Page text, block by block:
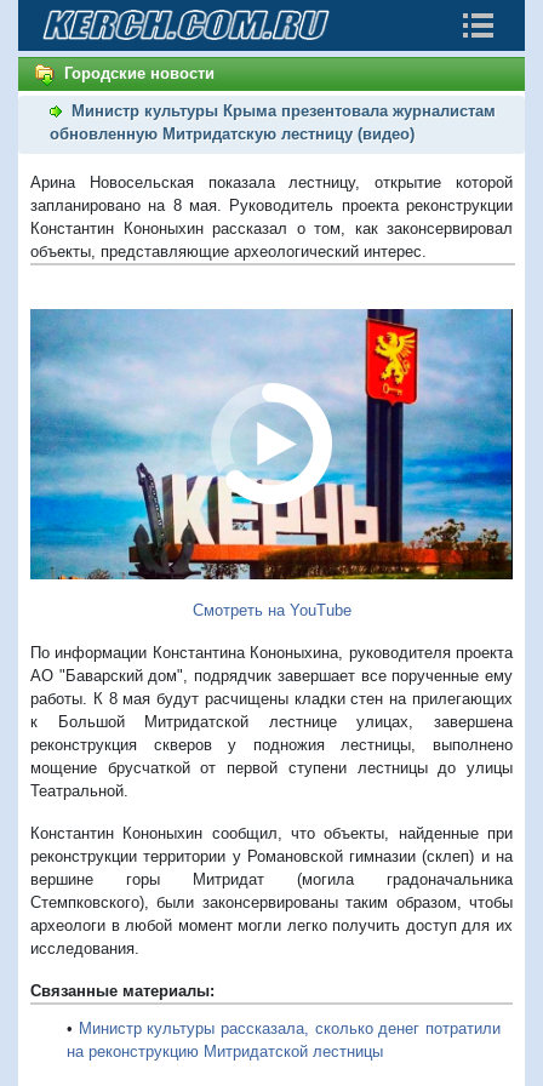
Городские новости
Министр культуры Крыма презентовала журналистам
обновленную Митридатскую лестницу (видео)
Арина Новосельская показала лестницу, открытие которой
запланировано на 8 мая. Руководитель проекта реконструкции
Константин Кононыхин рассказал о том, как законсервировал
объекты, представляющие археологический интерес.
Смотреть на YouTube
По информации Константина Кононыхина, руководителя проекта
АО "Баварский дом", подрядчик завершает все порученные ему
работы. К 8 мая будут расчищены кладки стен на прилегающих
к Большой Митридатской лестнице улицах, завершена
реконструкция скверов у подножия лестницы, выполнено
мощение брусчаткой от первой ступени лестницы до улицы
Театральной.
Константин Кононыхин сообщил, что объекты, найденные при
реконструкции территории у Романовской гимназии (склеп) и на
вершине горы Митридат (могила градоначальника
Стемпковского), были законсервированы таким образом, чтобы
археологи в любой момент могли легко получить доступ для их
исследования.
Связанные материалы:
• Министр культуры рассказала, сколько денег потратили
на реконструкцию Митридатской лестницы